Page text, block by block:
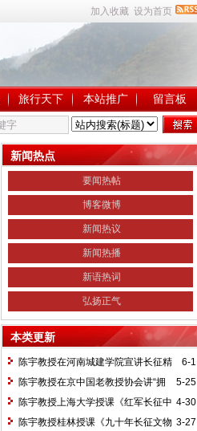
加入收藏 设为首页
旅行天下 本站推广 留言板
新闻热点
要闻热帖
博客微博
新闻热议
新闻热播
新语热词
弘扬正气
本类更新
6-1
陈宇教授在河南城建学院宣讲长征精
神及红25军长征史
5-25
陈宇教授在京中国老教授协会讲“拥
抱中华新文明”
4-30
陈宇教授上海大学授课《红军长征中
的黄埔师生》
3-27
陈宇教授桂林授课《九十年长征文物